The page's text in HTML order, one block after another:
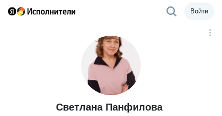
Войти
Светлана Панфилова